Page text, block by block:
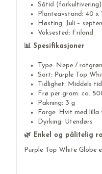
Såtid
Planteavstand: 40 x
Høsting: Juli –
Voksested: Friland
📊 Spesifikasjoner
Type: Nepe /
Sort: Purple Top
Tidlighet: Middels
Frø per gram: ca.
Pakning: 3 g
Farge: Hvit med lilla
Dyrking: Utendørs
🌿 Enkel og pålitelig
Purple Top White Globe